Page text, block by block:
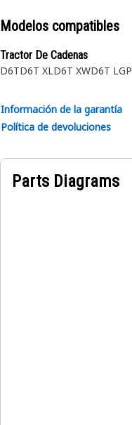
Modelos compatibles
Tractor De Cadenas
D6TD6T XLD6T XWD6T LGP
Información de la garantía
Política de devoluciones
Parts Diagrams